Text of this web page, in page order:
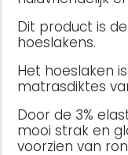
Dit product is
hoeslakens.
Het hoeslaken
matrasdiktes
Door de 3%
mooi strak en
voorzien van